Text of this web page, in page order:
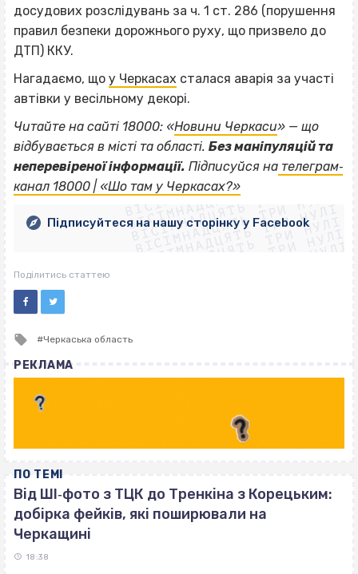
досудових розслідувань за ч. 1 ст. 286 (порушення
правил безпеки дорожнього руху, що призвело до
ДТП) ККУ.
Нагадаємо, що у Черкасах сталася аварія за участі
автівки у весільному декорі.
Читайте на сайті 18000: «Новини Черкаси» — що
відбувається в місті та області. Без маніпуляцій та
неперевіреної інформації. Підписуйся на телеграм‐
канал 18000 | «Шо там у Черкасах?»
ВІСІМНАДЦЯТЬ ТРИ НУЛІ
ВІСІМНАДЦЯТЬ ТРИ НУЛІ
ВІСІМНАДЦЯТЬ ТРИ НУЛІ
ВІСІМНАДЦЯТЬ ТРИ НУЛІ
ВІСІМНАДЦЯТЬ ТРИ НУЛІ
ВІСІМНАДЦЯТЬ ТРИ НУЛІ
ВІСІМНАДЦЯТЬ ТРИ НУЛІ
ВІСІМНАДЦЯТЬ ТРИ НУЛІ
Підписуйтеся на нашу сторінку у Facebook
Поділитись статтею
Tagged
Черкаська область
РЕКЛАМА
ПО ТЕМІ
Від ШІ‐фото з ТЦК до Тренкіна з Корецьким:
добірка фейків, які поширювали на
Черкащині
18:38